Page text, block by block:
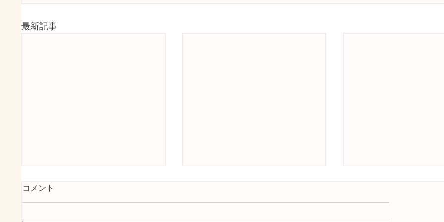
最新記事
コメント